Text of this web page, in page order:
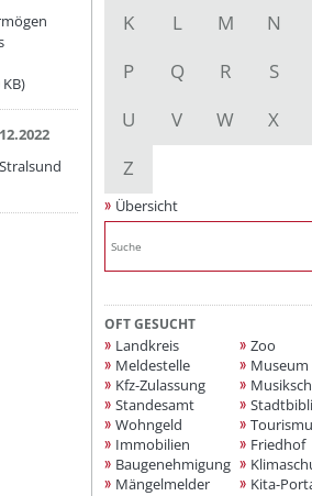
K
L M N
P
Q R S
U
V W X
Z
Übersicht
OFT GESUCHT
Landkreis
Meldestelle
Kfz-Zulassung
Standesamt
Wohngeld
Immobilien
Baugenehmigung
Mängelmelder
Zoo
Museum
Friedhof
Kita-